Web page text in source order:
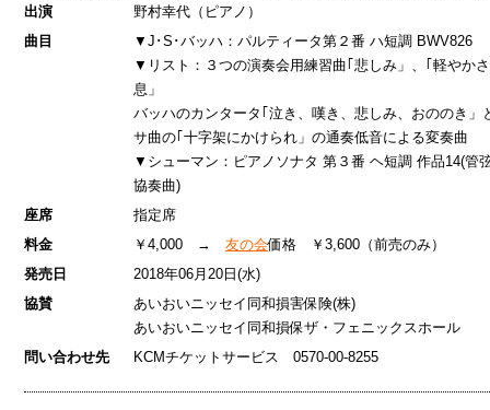
出演
野村幸代（ピアノ）
曲目
▼J･S･バッハ：パルティータ第２番 ハ短調 BWV826
▼リスト：３つの演奏会用練習曲｢悲しみ」、｢軽やか
息」
バッハのカンタータ｢泣き、嘆き、悲しみ、おののき」
サ曲の｢十字架にかけられ」の通奏低音による変奏曲
▼シューマン：ピアノソナタ 第３番 ヘ短調 作品14(管
協奏曲)
座席
指定席
料金
￥4,000 → 友の会価格 ￥3,600（前売のみ）
発売日
2018年06月20日(水)
協賛
あいおいニッセイ同和損害保険(株)
あいおいニッセイ同和損保ザ・フェニックスホール
問い合わせ先
KCMチケットサービス 0570-00-8255